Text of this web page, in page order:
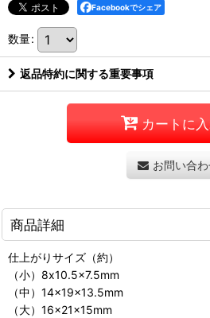
Facebookでシェア
数量:
返品特約に関する重要事項
カートに
お問い合
商品詳細
仕上がりサイズ（約）
（小）8x10.5x7.5mm
（中）14x19x13.5mm
（大）16x21x15mm